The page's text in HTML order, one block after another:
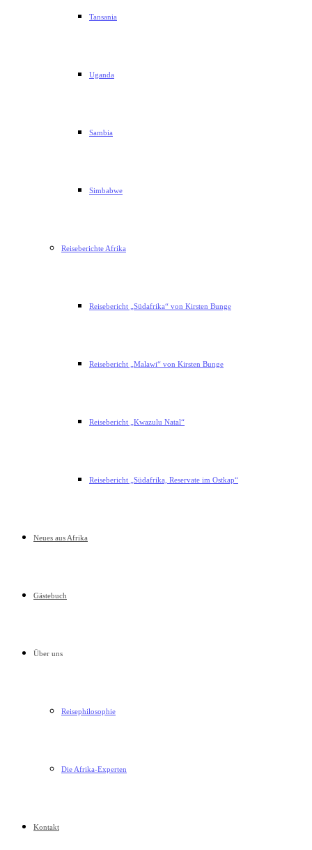
Tansania
Uganda
Sambia
Simbabwe
Reiseberichte Afrika
Reisebericht „Südafrika“ von Kirsten Bunge
Reisebericht „Malawi“ von Kirsten Bunge
Reisebericht „Kwazulu Natal“
Reisebericht „Südafrika, Reservate im Ostkap“
Neues aus Afrika
Gästebuch
Über uns
Reisephilosophie
Die Afrika-Experten
Kontakt